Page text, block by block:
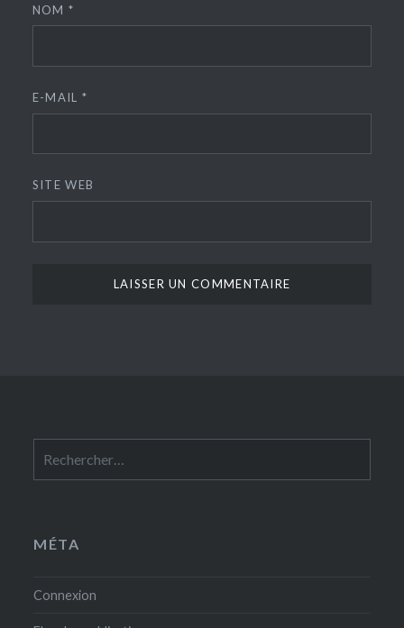
NOM*
E-MAIL *
SITE WEB
MÉTA
Connexion